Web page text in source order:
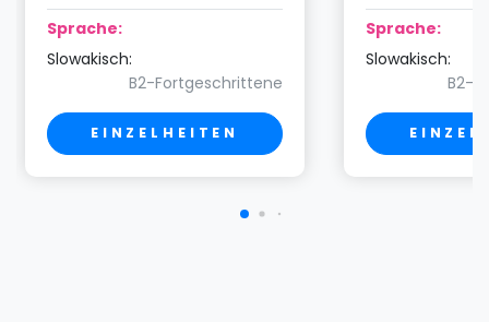
Sprache:
Slowakisch:
B2-Fortgeschrittene
EINZELHEITEN
Sprache:
Slowakisch:
B2-